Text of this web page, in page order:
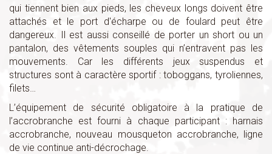
qui tiennent bien aux pieds, les cheveux longs doivent être
attachés et le port d'écharpe ou de foulard peut être
dangereux. Il est aussi conseillé de porter un short ou un
pantalon, des vêtements souples qui n’entravent pas les
mouvements. Car les différents jeux suspendus et
structures sont à caractère sportif : toboggans, tyroliennes,
filets…
L’équipement de sécurité obligatoire à la pratique de
l’accrobranche est fourni à chaque participant : harnais
accrobranche, nouveau mousqueton accrobranche, ligne
de vie continue anti-décrochage.